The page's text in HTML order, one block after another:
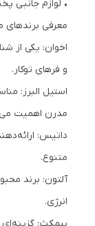
• لوازم جانبی
معرفی برندهای
اخوان: یکی از
و فرهای توکار.
استیل البرز:
مدرن اهمیت
داتیس:
متنوع.
آلتون: برند
انرژی.